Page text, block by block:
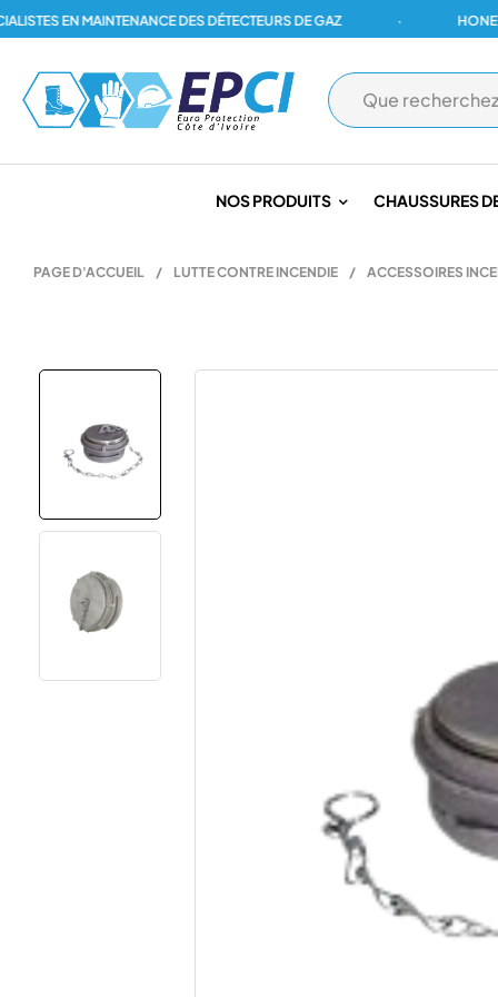
EN MAINTENANCE DES DÉTECTEURS DE GAZ
NOS PRODUITS CHAUSSURES
PAGE D'ACCUEIL / LUTTE CONTRE INCENDIE / ACCESSOIRES